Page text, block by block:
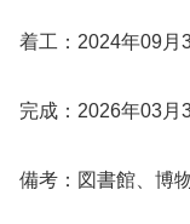
着工：2024年09月
完成：2026年03月
備考：図書館、博